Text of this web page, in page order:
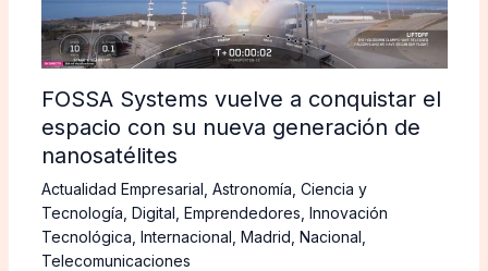
FOSSA Systems vuelve a conquistar el
espacio con su nueva generación de
nanosatélites
Actualidad Empresarial Astronomía Ciencia y
Tecnología Digital Emprendedores Innovación
Tecnológica Internacional Madrid Nacional
Telecomunicaciones